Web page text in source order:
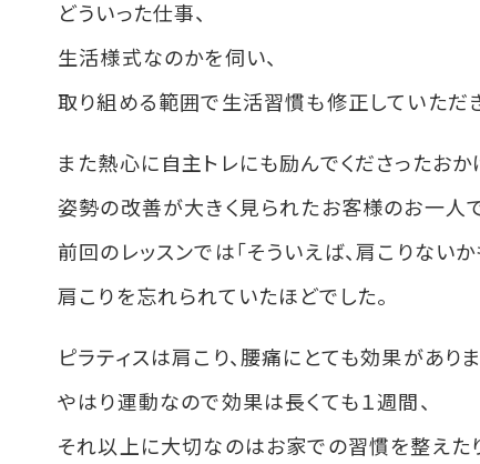
どういった仕事、
生活様式なのかを伺い、
取り組める範囲で生活習慣も修正していただ
また熱心に自主トレにも励んでくださったおか
姿勢の改善が大きく見られたお客様のお一人で
前回のレッスンでは「そういえば、肩こりないかも
肩こりを忘れられていたほどでした。
ピラティスは肩こり、腰痛にとても効果がありま
やはり運動なので効果は長くても１週間、
それ以上に大切なのはお家での習慣を整えたり